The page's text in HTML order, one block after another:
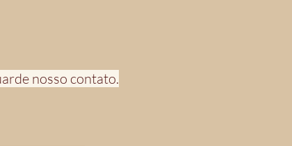
nosso contato.